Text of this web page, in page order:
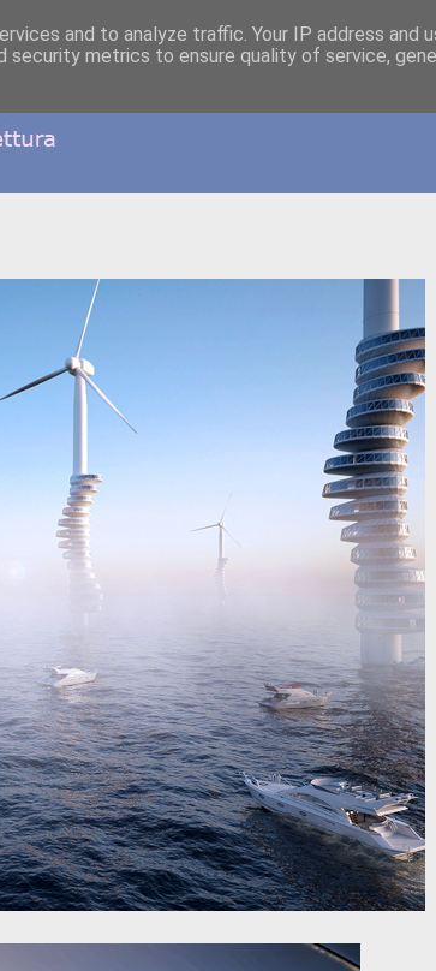
and to analyze traffic. Your IP address and
security metrics to ensure quality of service,